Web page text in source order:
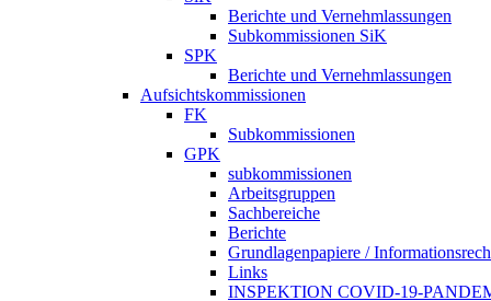
Berichte und Vernehmlassungen
Subkommissionen SiK
SPK
Berichte und Vernehmlassungen
Aufsichtskommissionen
FK
Subkommissionen
GPK
subkommissionen
Arbeitsgruppen
Sachbereiche
Berichte
Grundlagenpapiere /
Links
INSPEKTION COVID-19-